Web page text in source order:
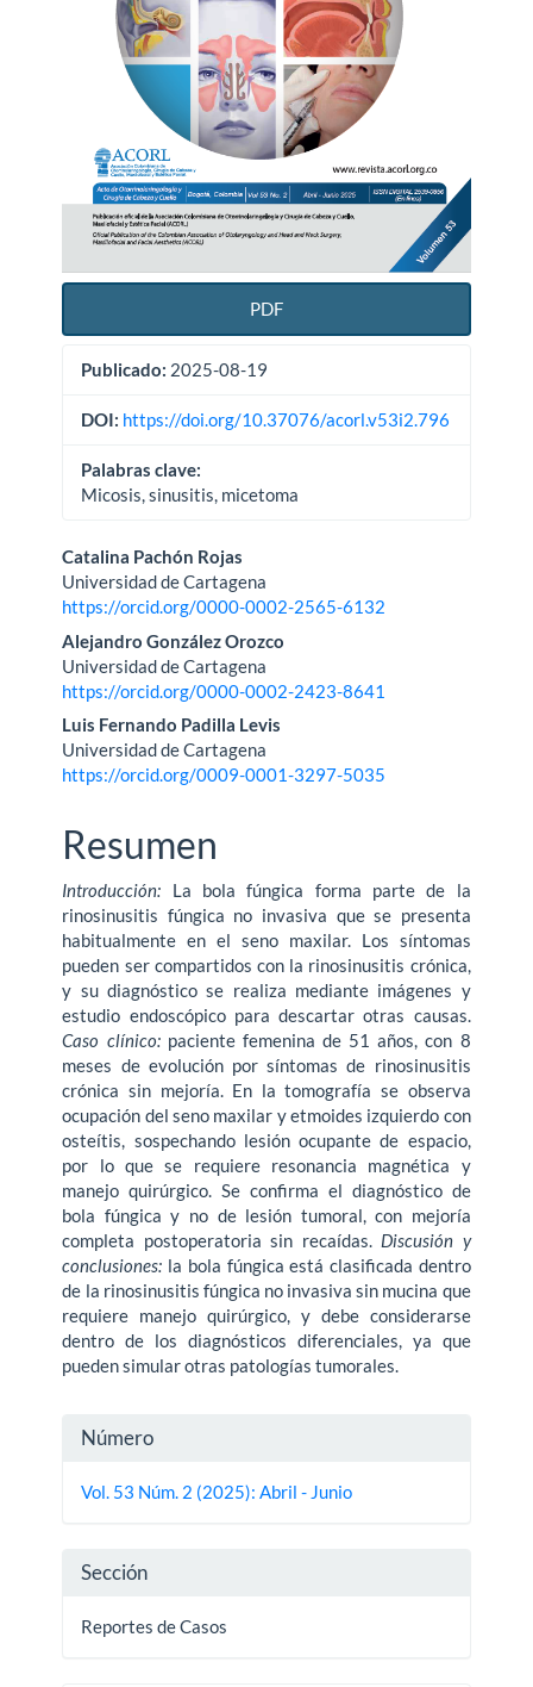
PDF
Publicado: 2025-08-19
DOI: https://doi.org/10.37076/acorl.v53i2.796
Palabras clave:
Micosis, sinusitis, micetoma
Contenido
principal
del
artículo
Catalina Pachón Rojas
Universidad de Cartagena
https://orcid.org/0000-0002-2565-6132
Alejandro González Orozco
Universidad de Cartagena
https://orcid.org/0000-0002-2423-8641
Luis Fernando Padilla Levis
Universidad de Cartagena
https://orcid.org/0009-0001-3297-5035
Resumen
Introducción: La bola fúngica forma parte de la
rinosinusitis fúngica no invasiva que se presenta
habitualmente en el seno maxilar. Los síntomas
pueden ser compartidos con la rinosinusitis crónica,
y su diagnóstico se realiza mediante imágenes y
estudio endoscópico para descartar otras causas.
Caso clínico: paciente femenina de 51 años, con 8
meses de evolución por síntomas de rinosinusitis
crónica sin mejoría. En la tomografía se observa
ocupación del seno maxilar y etmoides izquierdo con
osteítis, sospechando lesión ocupante de espacio,
por lo que se requiere resonancia magnética y
manejo quirúrgico. Se confirma el diagnóstico de
bola fúngica y no de lesión tumoral, con mejoría
completa postoperatoria sin recaídas. Discusión y
conclusiones: la bola fúngica está clasificada dentro
de la rinosinusitis fúngica no invasiva sin mucina que
requiere manejo quirúrgico, y debe considerarse
dentro de los diagnósticos diferenciales, ya que
pueden simular otras patologías tumorales.
Detalles
del
Número
Vol. 53 Núm. 2 (2025): Abril - Junio
Sección
Reportes de Casos